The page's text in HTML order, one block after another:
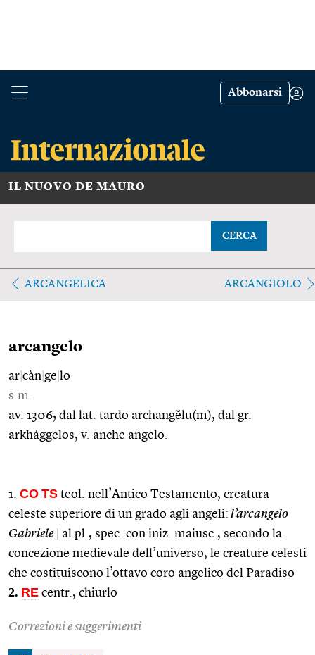
Abbonarsi
IL NUOVO DE MAURO
CERCA
ARCANGELICA ARCANGIOLO
arcangelo
ar càn ge lo
s.m.
av. 1306; dal lat. tardo archangĕlu(m), dal gr.
arkhággelos, v. anche angelo.
1. CO TS teol. nell’Antico Testamento, creatura
celeste superiore di un grado agli angeli: l’arcangelo
Gabriele
al pl., spec. con iniz. maiusc., secondo la
concezione medievale dell’universo, le creature celesti
che costituiscono l’ottavo coro angelico del Paradiso
2. RE centr., chiurlo
Correzioni e suggerimenti